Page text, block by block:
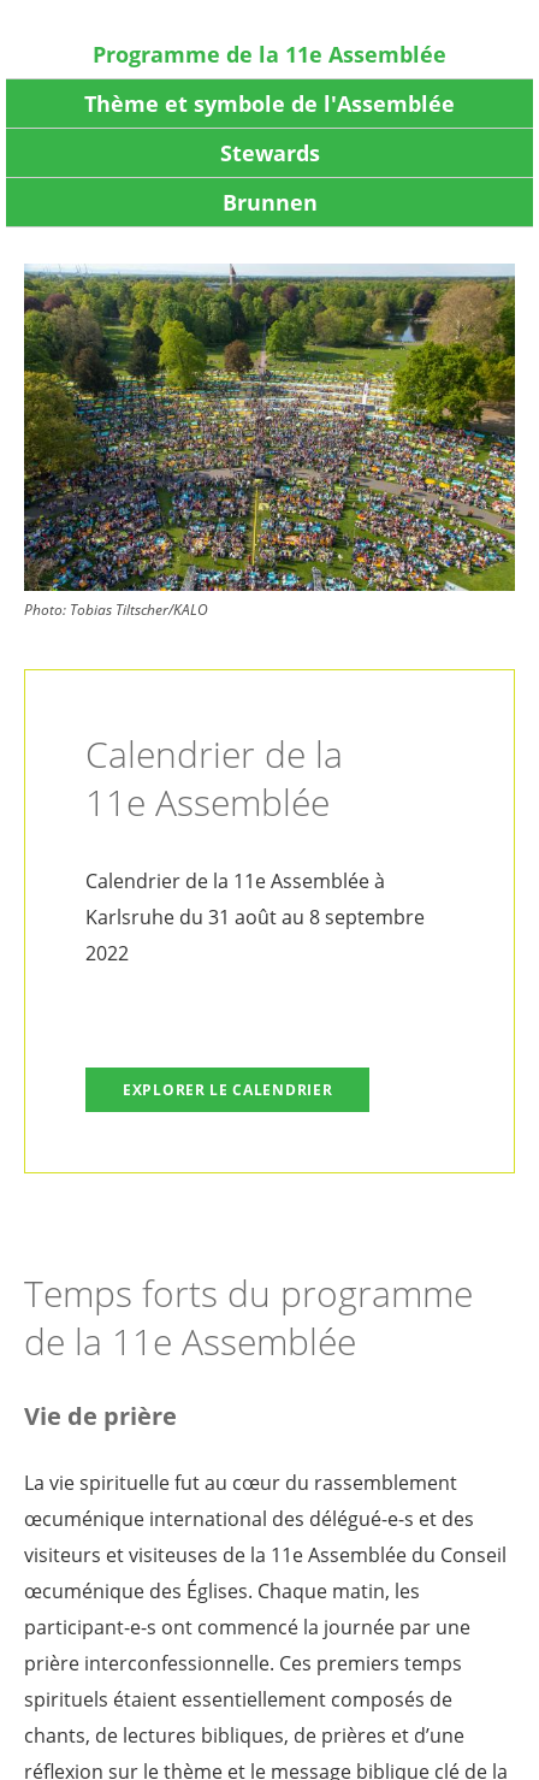
Programme de la 11e Assemblée
Thème et symbole de l'Assemblée
Stewards
Brunnen
Image
Photo: Tobias Tiltscher/KALO
Calendrier de la
11e Assemblée
Calendrier de la 11e Assemblée à
Karlsruhe du 31 août au 8 septembre
2022
EXPLORER LE CALENDRIER
Temps forts du programme
de la 11e Assemblée
Vie de prière
La vie spirituelle fut au cœur du rassemblement
œcuménique international des délégué-e-s et des
visiteurs et visiteuses de la 11e Assemblée du Conseil
œcuménique des Églises. Chaque matin, les
participant-e-s ont commencé la journée par une
prière interconfessionnelle. Ces premiers temps
spirituels étaient essentiellement composés de
chants, de lectures bibliques, de prières et d’une
réflexion sur le thème et le message biblique clé de la